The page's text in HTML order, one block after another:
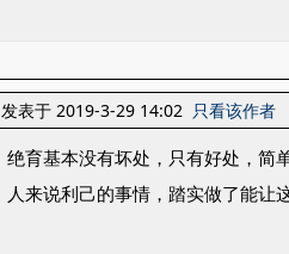
发表于 2019-3-29 14:02 只看该作者
绝育基本没有坏处，只有好处，简
人来说利己的事情，踏实做了能让